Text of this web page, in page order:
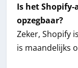
Is het
opzegbaar?
Zeker, Shopify
is maandelijks